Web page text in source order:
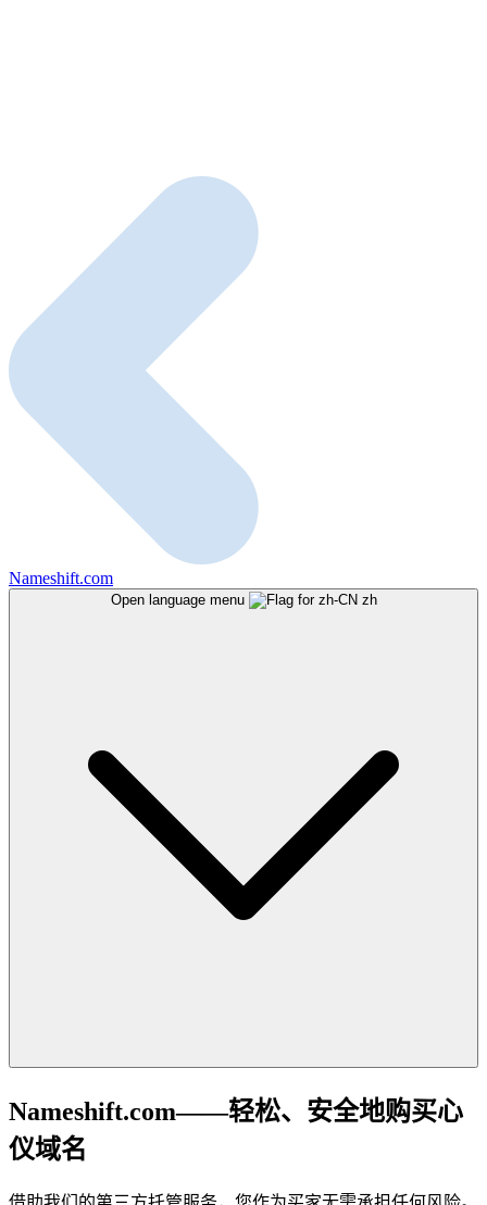
Nameshift.com
Open language menu zh
Nameshift.com——轻松、安全地购买心
仪域名